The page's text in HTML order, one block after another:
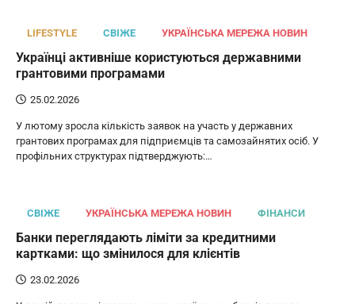
LIFESTYLE СВІЖЕ УКРАЇНСЬКА МЕРЕЖА НОВИН
Українці активніше користуються державними
грантовими програмами
25.02.2026
У лютому зросла кількість заявок на участь у державних
грантових програмах для підприємців та самозайнятих осіб. У
профільних структурах підтверджують:…
СВІЖЕ УКРАЇНСЬКА МЕРЕЖА НОВИН ФІНАНСИ
Банки переглядають ліміти за кредитними
картками: що змінилося для клієнтів
23.02.2026